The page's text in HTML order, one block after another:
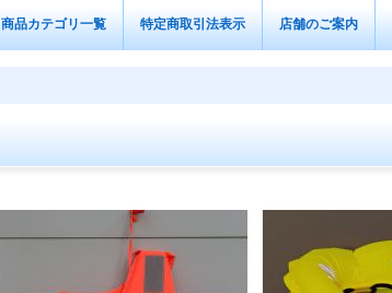
商品カテゴリ一覧 特定商取引法表示 店舗のご案内